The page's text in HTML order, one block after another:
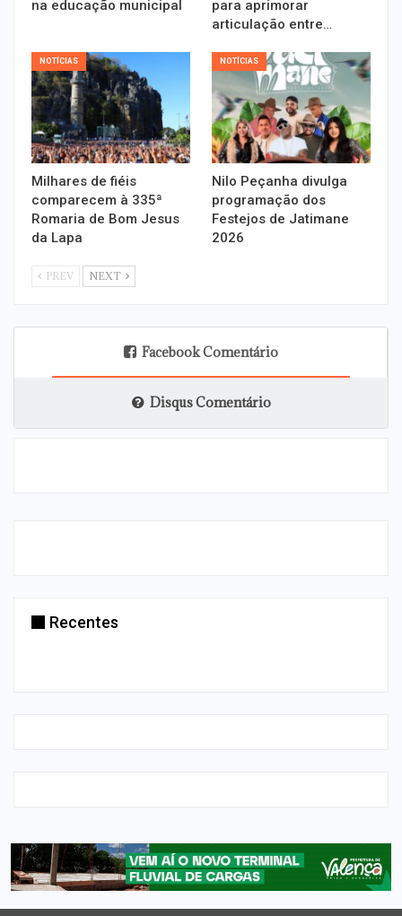
na educação municipal
para aprimorar
articulação entre…
NOTÍCIAS
Milhares de fiéis
comparecem à 335ª
Romaria de Bom Jesus
da Lapa
NOTÍCIAS
Nilo Peçanha divulga
programação dos
Festejos de Jatimane
2026
PREV NEXT
Facebook Comentário
Disqus Comentário
Recentes